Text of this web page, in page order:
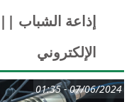
إذاعة الشباب
الإلكتروني
07/06/2024 - 01:35